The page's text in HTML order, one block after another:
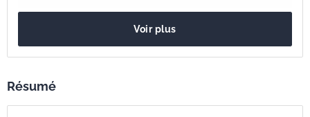
Codes ICS
33.060.20
Voir plus
Résumé